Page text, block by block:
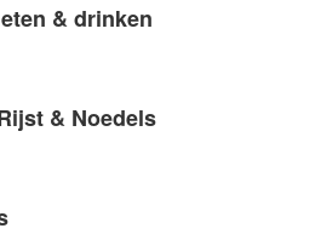
& drinken
& Noedels